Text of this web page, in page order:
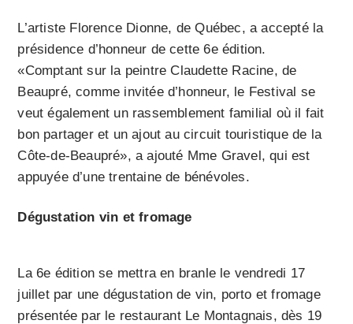
L’artiste Florence Dionne, de Québec, a accepté la
présidence d’honneur de cette 6e édition.
«Comptant sur la peintre Claudette Racine, de
Beaupré, comme invitée d’honneur, le Festival se
veut également un rassemblement familial où il fait
bon partager et un ajout au circuit touristique de la
Côte-de-Beaupré», a ajouté Mme Gravel, qui est
appuyée d’une trentaine de bénévoles.
Dégustation vin et fromage
La 6e édition se mettra en branle le vendredi 17
juillet par une dégustation de vin, porto et fromage
présentée par le restaurant Le Montagnais, dès 19